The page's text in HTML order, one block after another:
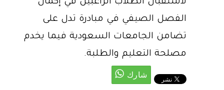
لاستقبال الطلاب الراغبين في إكمال
الفصل الصيفي في مبادرة تدل على
تضامن الجامعات السعودية فيما يخدم
مصلحة التعليم والطلبة.​